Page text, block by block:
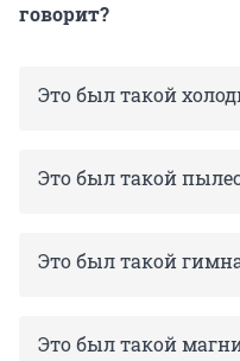
говорит?
Это был такой
Это был такой
Это был такой
Это был такой